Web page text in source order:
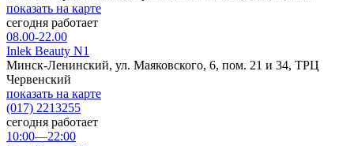
показать на карте
сегодня работает
08.00-22.00
Inlek Beauty N1
Минск-Ленинский, ул. Маяковского, 6, пом. 21 и 34, ТРЦ
Червенский
показать на карте
(017) 2213255
сегодня работает
10:00—22:00